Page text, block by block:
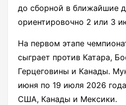
до сборной в ближайшие
ориентировочно 2 или 3
На первом этапе
сыграет против Катара,
Герцеговины и Канады.
июня по 19 июля 2026
США, Канады и Мексики.